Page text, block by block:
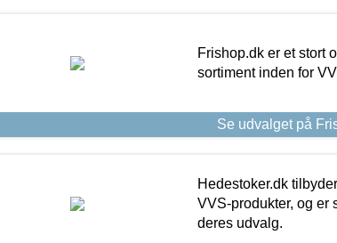
Frishop.dk er et stort
sortiment inden for
Se udvalget på
Hedestoker.dk
VVS-produkter, og er
deres udvalg.